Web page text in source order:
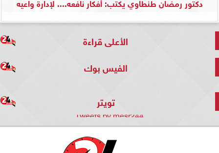
الأعلى قراءة
الفيس بوك
تويتر
Tweets by mesr244